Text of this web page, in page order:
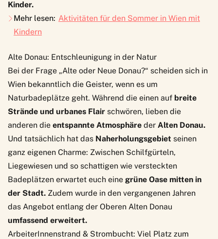
Kinder.
Mehr lesen: Aktivitäten für den Sommer in Wien mit
Kindern
Alte Donau: Entschleunigung in der Natur
Bei der Frage „Alte oder Neue Donau?“ scheiden sich in
Wien bekanntlich die Geister, wenn es um
Naturbadeplätze geht. Während die einen auf breite
Strände und urbanes Flair schwören, lieben die
anderen die entspannte Atmosphäre der Alten Donau.
Und tatsächlich hat das Naherholungsgebiet seinen
ganz eigenen Charme: Zwischen Schilfgürteln,
Liegewiesen und so schattigen wie versteckten
Badeplätzen erwartet euch eine grüne Oase mitten in
der Stadt. Zudem wurde in den vergangenen Jahren
das Angebot entlang der Oberen Alten Donau
umfassend erweitert.
ArbeiterInnenstrand & Strombucht: Viel Platz zum